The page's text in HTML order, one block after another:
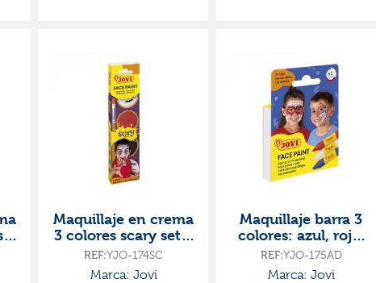
Maquillaje en crema
3 colores scary set 3
botes 8ml con
pincel y esponja
REF:YJO-174SC
Marca: Jovi
Maquillaje barra 3
colores: azul, rojo,
blanco
REF:YJO-175AD
Marca: Jovi